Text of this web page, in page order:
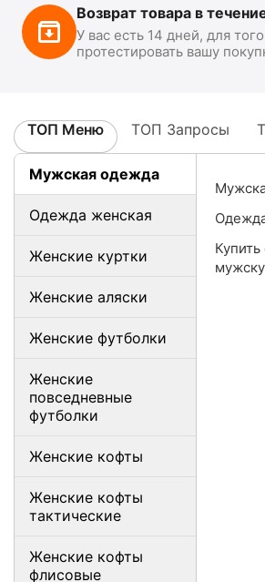
Возврат товара в
У вас есть 14 дней, для
протестировать вашу
ТОП Меню ТОП Запросы
Мужская одежда
Одежда женская
Женские куртки
Женские аляски
Женские футболки
Женские
повседневные
футболки
Женские кофты
Женские кофты
тактические
Женские кофты
флисовые